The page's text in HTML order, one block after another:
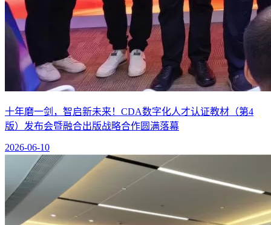
十年磨一剑，智启新未来！CDA数字化人才认证教材（第4
版）发布会暨融合出版战略合作圆满落幕
2026-06-10